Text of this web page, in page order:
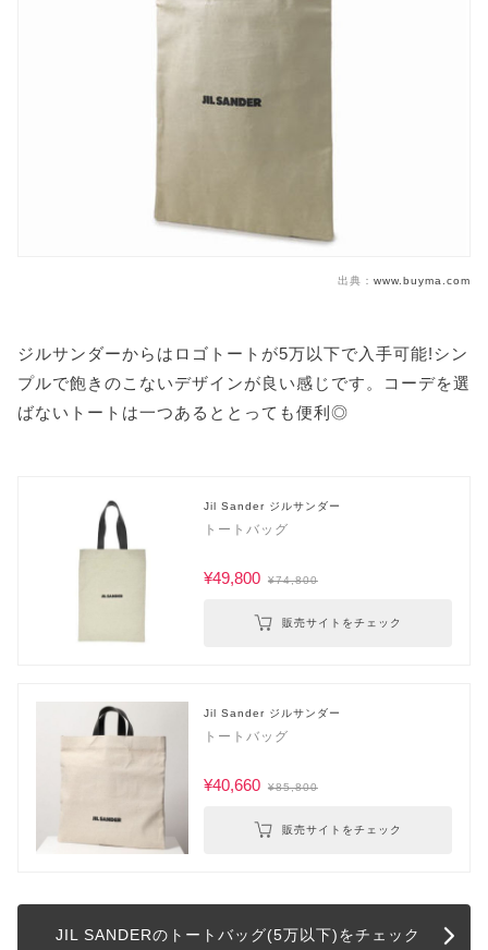
出典： www.buyma.com
ジルサンダーからはロゴトートが5万以下で入手可能!シン
プルで飽きのこないデザインが良い感じです。コーデを選
ばないトートは一つあるととっても便利◎
Jil Sander ジルサンダー
トートバッグ
¥49,800 ¥74,800
販売サイトをチェック
Jil Sander ジルサンダー
トートバッグ
¥40,660 ¥85,800
販売サイトをチェック
JIL SANDERのトートバッグ(5万以下)をチェック